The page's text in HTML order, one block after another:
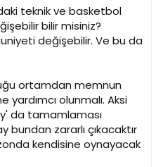
teknik ve basketbol
bilir misiniz?
değişebilir. Ve bu da
ortamdan memnun
yardımcı olunmalı. Aksi
da tamamlaması
zararlı çıkacaktır
kendisine oynayacak